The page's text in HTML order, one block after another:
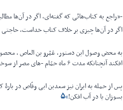
-«راجع به کتاب‌هائی که گفته‌ای، اگر در آن‌ها
اگر در آن‌ها چیزی بر خلاف کتاب خداست، حاجتی
به محض وصول این دستور، عَمْرو بن العاص ،
افکند آنچنانکه مدت ۶ ماه حمّام -‌های مصر از سوختن این کتاب‌ها گرم می‌شد.
پس از حمله به ایران نیز سعدبن ابی وقّاص در
بسوزان یا در آب افکن!»۵